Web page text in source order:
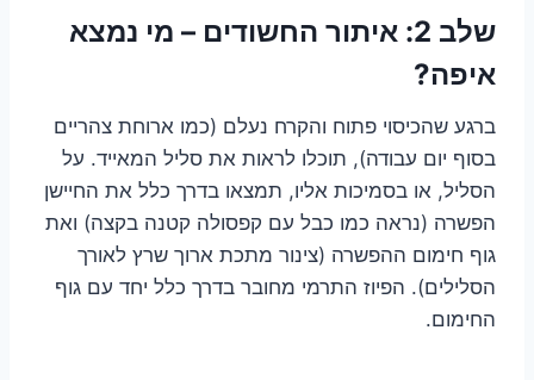
שלב 2: איתור החשודים – מי נמצא
איפה?
ברגע שהכיסוי פתוח והקרח נעלם (כמו ארוחת צהריים
בסוף יום עבודה), תוכלו לראות את סליל המאייד. על
הסליל, או בסמיכות אליו, תמצאו בדרך כלל את החיישן
הפשרה (נראה כמו כבל עם קפסולה קטנה בקצה) ואת
גוף חימום ההפשרה (צינור מתכת ארוך שרץ לאורך
הסלילים). הפיוז התרמי מחובר בדרך כלל יחד עם גוף
החימום.